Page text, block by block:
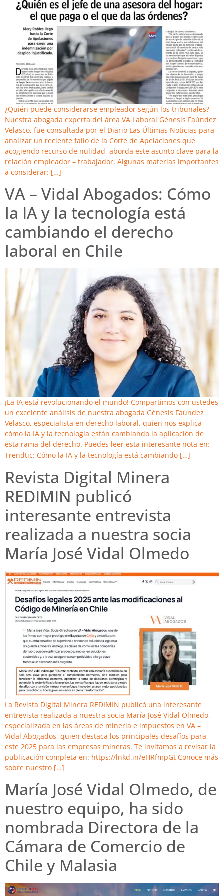
¿Quién puede considerarse empleador según los tribunales?
Nuestra abogada experta del área VA Laboral Génesis Faúndez
Velasco, fue consultada por el Diario Las Últimas Noticias para
analizar un reciente fallo de la Corte de Apelaciones que
acogiendo recurso de nulidad, aborda este asunto clave para la
relación empleador – trabajador. Algunas materias importantes
a considerar: […]
VA – Vidal Abogados: Cómo
la IA y la tecnología está
cambiando el derecho
laboral en Chile
¡La IA está revolucionando el mundo! Compartimos con ustedes
un excelente análisis de nuestra abogada Génesis Faúndez
Velasco, especialista en derecho laboral, quien nos explica
cómo la IA y la tecnología están cambiando la aplicación de
esta rama del derecho. Puedes leer esta interesante nota en:
Trendtic: Cómo la IA y la tecnología está cambiando […]
Revista Digital Minera
REDIMIN publicó
interesante entrevista
realizada a nuestra socia
María José Vidal Olmedo
La Revista Digital Minera REDIMIN publicó una interesante
entrevista realizada a nuestra socia María José Vidal Olmedo,
especializada en las áreas de minería e impuestos en VA –
Vidal Abogados, quien destaca los principales desafíos para
este 2025 para las empresas mineras. Te invitamos a revisar la
publicación completa en: https://lnkd.in/eHRfmpGt Conoce más
sobre nuestro […]
María José Vidal Olmedo, de
nuestro equipo, ha sido
nombrada Directora de la
Cámara de Comercio de
Chile y Malasia